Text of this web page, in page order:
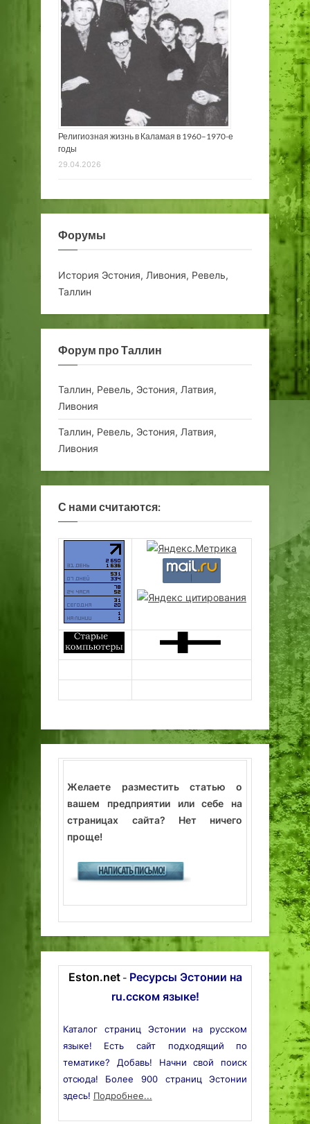
Религиозная жизнь в Каламая в 1960–1970-е
годы
29.04.2026
Форумы
История Эстония, Ливония, Ревель,
Таллин
Форум про Таллин
Таллин, Ревель, Эстония, Латвия,
Ливония
Таллин, Ревель, Эстония, Латвия,
Ливония
С нами считаются:
Желаете разместить статью о
вашем предприятии или себе на
страницах сайта? Нет ничего
проще!
Eston.net- Ресурсы Эстонии на
ru.сском языке!
Каталог страниц Эстонии на русском
языке! Есть сайт подходящий по
тематике? Добавь! Начни свой поиск
отсюда! Более 900 страниц Эстонии
здесь! Подробнее...